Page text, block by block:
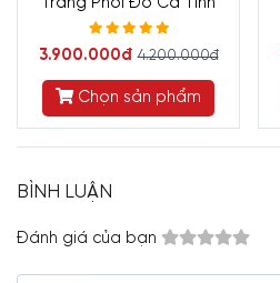
3.900.000đ 4.200.000đ
Chọn sản phẩm
BÌNH LUẬN
Đánh giá của bạn